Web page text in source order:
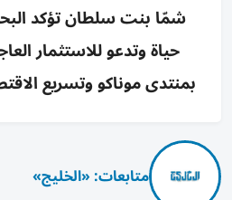
شمّا بنت سلطان تؤكد
حياة وتدعو للاستثمار
بمنتدى موناكو وتسريع
متابعات: «الخليج»